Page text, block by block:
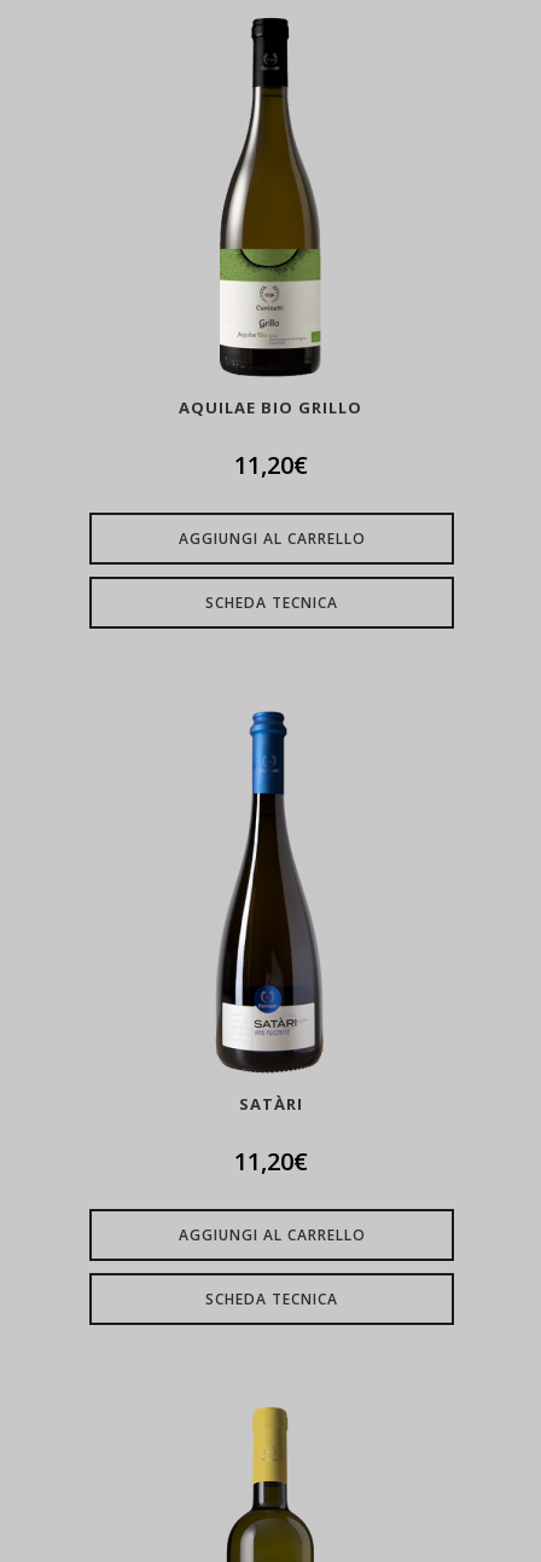
AQUILAE BIO GRILLO
11,20€
AGGIUNGI AL CARRELLO
SCHEDA TECNICA
SATÀRI
11,20€
AGGIUNGI AL CARRELLO
SCHEDA TECNICA